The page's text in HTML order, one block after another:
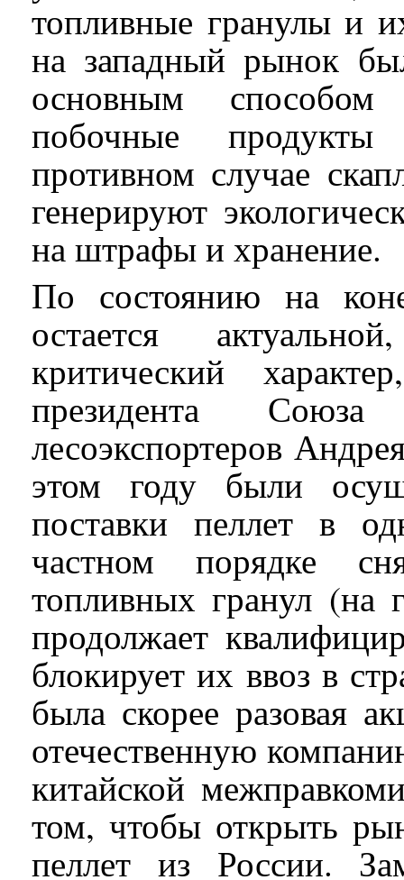
топливные гранулы и
на западный рынок
основным способом
побочные
противном случае
генерируют
на штрафы и хранение.
По состоянию на
остается
критический
президента
лесоэкспортеров
этом году были
поставки пеллет в
частном порядке
топливных гранул (на
продолжает
блокирует их ввоз в
была скорее разовая
отечественную
китайской
том, чтобы открыть
пеллет из России.